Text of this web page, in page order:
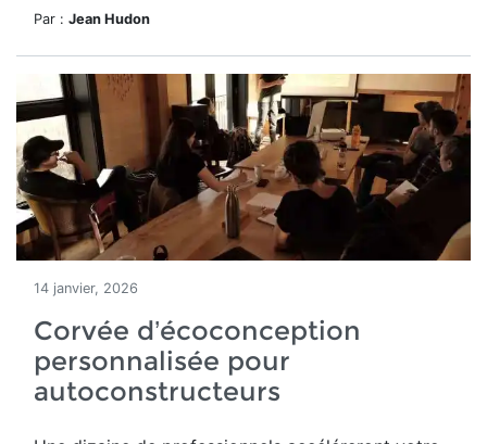
Par : Jean Hudon
14 janvier, 2026
Corvée d’écoconception
personnalisée pour
autoconstructeurs